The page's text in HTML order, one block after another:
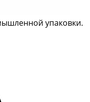
упаковки.